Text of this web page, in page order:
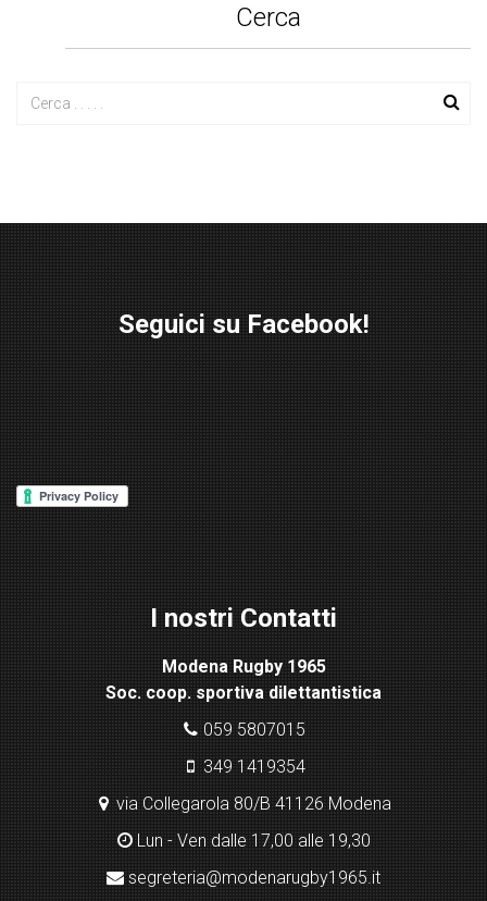
Cerca
Seguici su Facebook!
I nostri Contatti
Modena Rugby 1965
Soc. coop. sportiva dilettantistica
059 5807015
349 1419354
via Collegarola 80/B 41126 Modena
Lun - Ven dalle 17,00 alle 19,30
segreteria@modenarugby1965.it